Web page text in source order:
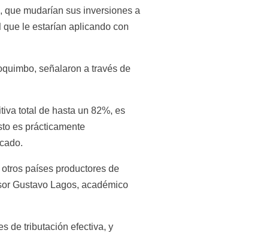
mudarían sus inversiones a
le estarían aplicando con
señalaron a través de
total de hasta un 82%, es
es prácticamente
países productores de
Gustavo Lagos, académico
de tributación efectiva, y